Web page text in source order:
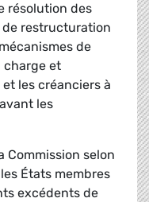
résolution des
restructuration
de
charge et
les créanciers à
les
Commission selon
États membres
excédents de